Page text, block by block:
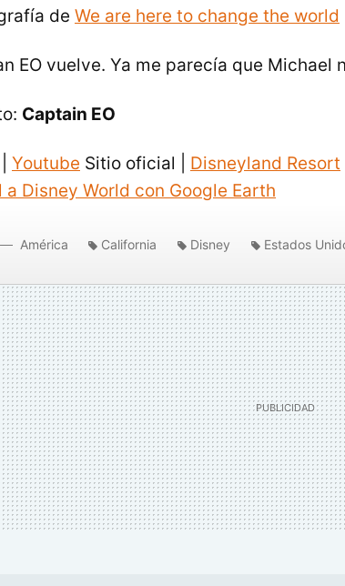
de We are here to change the world
EO vuelve. Ya me parecía que Michael
Captain EO
Youtube Sitio oficial | Disneyland Resort
Disney World con Google Earth
América California Disney Estados